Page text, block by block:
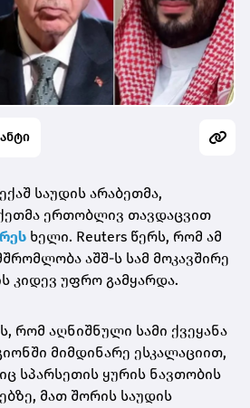
საუდის არაბეთმა,
ერთობლივ თავდაცვით
ხელი. Reuters წერს, რომ ამ
აშშ-ს სამ მოკავშირე
კიდევ უფრო გამყარდა.
რომ აღნიშნული სამი ქვეყანა
მიმდინარე ესკალაციით,
სპარსეთის ყურის ნავთობის
მათ შორის საუდის